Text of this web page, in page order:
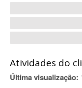
Atividades do
Última visualização: